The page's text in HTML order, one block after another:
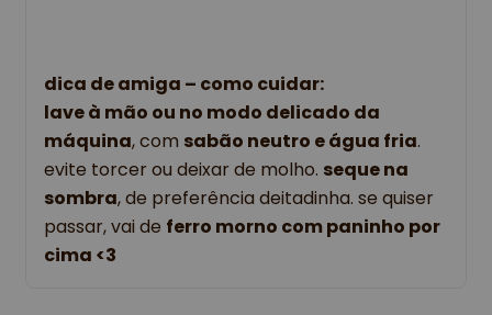
dica de amiga – como cuidar:
lave à mão ou no modo delicado da
máquina, com sabão neutro e água fria.
evite torcer ou deixar de molho. seque na
sombra, de preferência deitadinha. se quiser
passar, vai de ferro morno com paninho por
cima <3